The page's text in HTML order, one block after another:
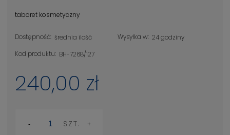
taboret kosmetyczny
Dostępność: średnia ilość Wysyłka w: 24 godziny
Kod produktu: BH-7268/127
240,00 zł
SZT.